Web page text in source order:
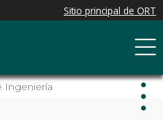
Ingeniería